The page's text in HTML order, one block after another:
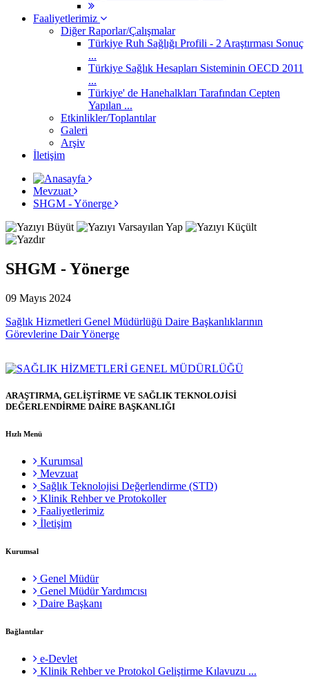
Faaliyetlerimiz
Diğer Raporlar/Çalışmalar
Türkiye Ruh Sağlığı Profili - 2 Araştırması Sonuç
...
Türkiye Sağlık Hesapları Sisteminin OECD 2011
...
Türkiye' de Hanehalkları Tarafından Cepten
Yapılan ...
Etkinlikler/Toplantılar
Galeri
Arşiv
İletişim
Mevzuat
SHGM - Yönerge
SHGM - Yönerge
09 Mayıs 2024
Sağlık Hizmetleri Genel Müdürlüğü Daire Başkanlıklarının
Görevlerine Dair Yönerge
ARAŞTIRMA, GELİŞTİRME VE SAĞLIK TEKNOLOJİSİ
DEĞERLENDİRME DAİRE BAŞKANLIĞI
Hızlı Menü
Kurumsal
Mevzuat
Sağlık Teknolojisi Değerlendirme (STD)
Klinik Rehber ve Protokoller
Faaliyetlerimiz
İletişim
Kurumsal
Genel Müdür
Genel Müdür Yardımcısı
Daire Başkanı
Bağlantılar
e-Devlet
Klinik Rehber ve Protokol Geliştirme Kılavuzu ...